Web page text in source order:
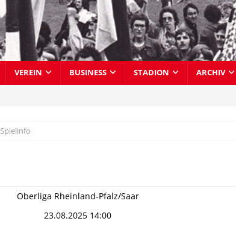
VEREIN BUSINESS STADION ARCHIV
Spielinfo
Oberliga Rheinland-Pfalz/Saar
23.08.2025 14:00